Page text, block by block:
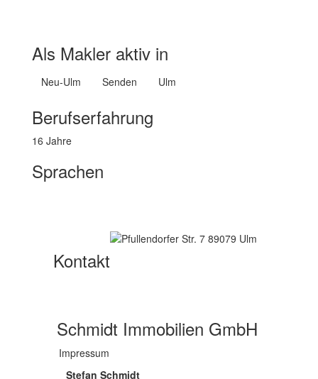
Als Makler aktiv in
Neu-Ulm Senden Ulm
Berufserfahrung
16 Jahre
Sprachen
Kontakt
Schmidt Immobilien GmbH
Impressum
Stefan Schmidt